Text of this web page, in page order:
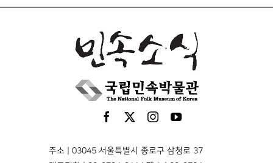
주소 | 03045 서울특별시 종로구 삼청로 37